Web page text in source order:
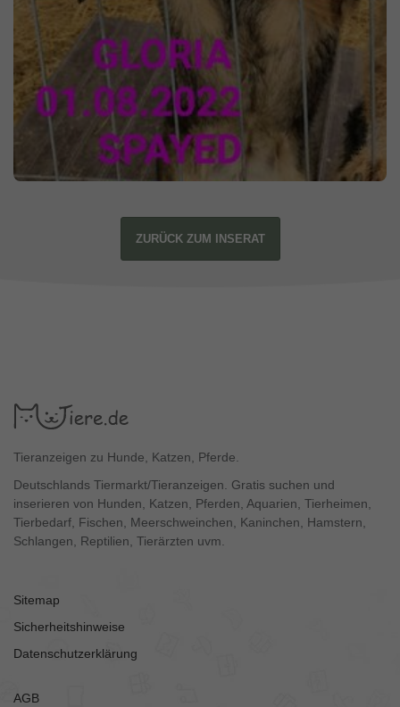
ZURÜCK ZUM INSERAT
Tieranzeigen zu Hunde, Katzen, Pferde.
Deutschlands Tiermarkt/Tieranzeigen. Gratis suchen und
inserieren von Hunden, Katzen, Pferden, Aquarien, Tierheimen,
Tierbedarf, Fischen, Meerschweinchen, Kaninchen, Hamstern,
Schlangen, Reptilien, Tierärzten uvm.
Sitemap
Sicherheitshinweise
Datenschutzerklärung
AGB